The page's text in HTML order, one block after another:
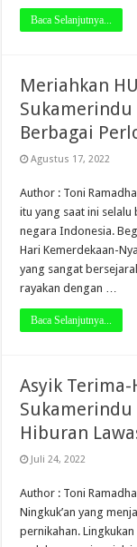
Baca Selanjutnya...
Meriahkan
Sukamerindu
Berbagai
Agustus 17, 2022
Author : Toni
itu yang saat ini
negara Indonesia.
Hari Kemerdekaan-
yang sangat
rayakan dengan …
Baca Selanjutnya...
Asyik
Sukamerindu
Hiburan
Juli 24, 2022
Author : Toni
Ningkuk’an yang
pernikahan.